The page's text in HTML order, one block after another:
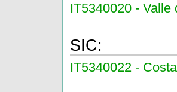
IT5340020 -
SIC:
IT5340022 -